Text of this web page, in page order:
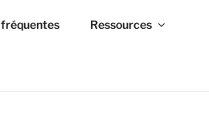
fréquentes Ressources